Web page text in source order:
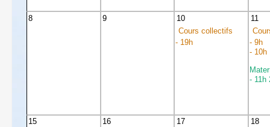
8 9
10
Cours collectifs
- 19h
11
- 9h
- 10h
- 11h
15 16
17
18